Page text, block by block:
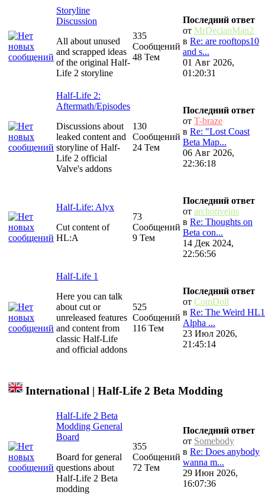
Storyline
Discussion
All about unused
and scrapped ideas
of the original Half-
Life 2 storyline
335
Сообщений
48 Тем
Последний ответ
от MrDeclanMan2
в Re: are rooftops10
and s...
01 Авг 2026,
01:20:31
Half-Life 2:
Aftermath/Episodes
Discussions about
leaked content and
storyline of Half-
Life 2 official
Valve's addons
130
Сообщений
24 Тем
Последний ответ
от T-braze
в Re: "Lost Coast
Beta Map...
06 Авг 2026,
22:36:18
Half-Life: Alyx
Cut content of
HL:A
73
Сообщений
9 Тем
Последний ответ
от archonveins
в Re: Thoughts on
Beta con...
14 Дек 2024,
22:56:56
Half-Life 1
Here you can talk
about cut or
unreleased features
and content from
classic Half-Life
and official addons
525
Сообщений
116 Тем
Последний ответ
от ComDoll
в Re: The Weird HL1
Alpha ...
23 Июл 2026,
21:45:14
International | Half-Life 2 Beta Modding
Half-Life 2 Beta
Modding General
Board
Board for general
questions about
Half-Life 2 Beta
modding
355
Сообщений
72 Тем
Последний ответ
от Somebody
в Re: Does anybody
wanna m...
29 Июн 2026,
16:07:36